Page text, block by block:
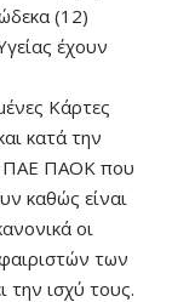
(12)
έχουν
Κάρτες
κατά την
ΠΑΕ ΠΑΟΚ που
καθώς είναι
οι
των
την ισχύ τους.